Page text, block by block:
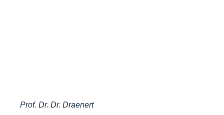
Prof. Dr. Dr. Draenert